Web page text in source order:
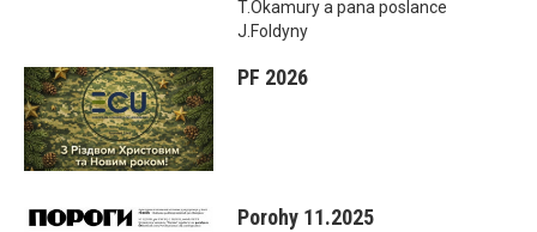
T.Okamury a pana poslance
J.Foldyny
PF 2026
Porohy 11.2025